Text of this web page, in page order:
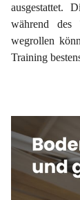
ausgestattet.
während des
wegrollen
Training